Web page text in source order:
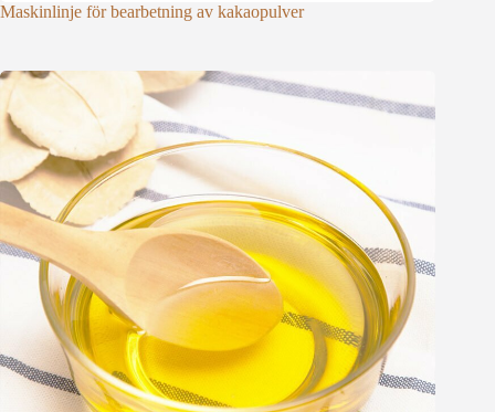
Maskinlinje för bearbetning av kakaopulver